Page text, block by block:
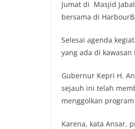
Jumat di Masjid
bersama di
Selesai agenda
yang ada di kawasan
Gubernur Kepri H.
sejauh ini telah
menggolkan
Karena, kata Ansar,